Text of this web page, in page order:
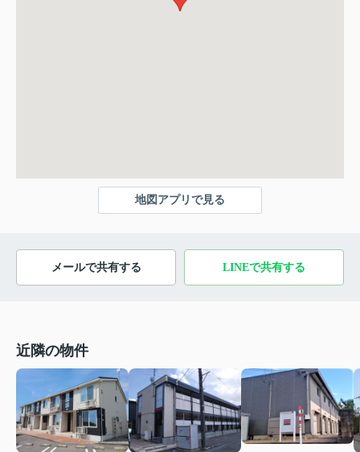
地図アプリで見る
メールで共有する LINEで共有する
近隣の物件